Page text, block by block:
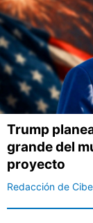
Trump
grande del
proyecto
Redacción de